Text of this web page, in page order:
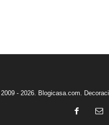
- 2026. Blogicasa.com.